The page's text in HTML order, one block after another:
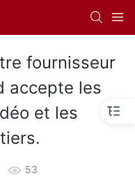
fournisseur
accepte les
et les
53